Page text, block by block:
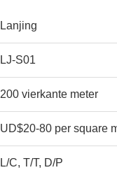
Lanjing
LJ-S01
200 vierkante meter
UD$20-80 per square
L/C, T/T, D/P